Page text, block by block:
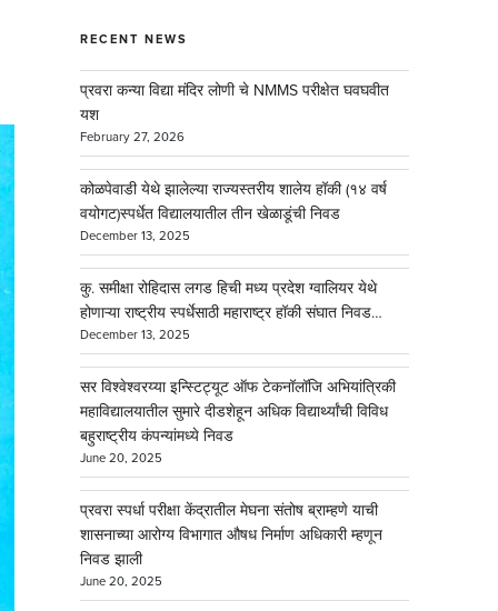
RECENT NEWS
प्रवरा कन्या विद्या मंदिर लोणी चे NMMS परीक्षेत घवघवीत
यश
February 27, 2026
कोळपेवाडी येथे झालेल्या राज्यस्तरीय शालेय हॉकी (१४ वर्ष
वयोगट)स्पर्धेत विद्यालयातील तीन खेळाडूंची निवड
December 13, 2025
कु. समीक्षा रोहिदास लगड हिची मध्य प्रदेश ग्वालियर येथे
होणाऱ्या राष्ट्रीय स्पर्धेसाठी महाराष्ट्र हॉकी संघात निवड…
December 13, 2025
सर विश्वेश्वरय्या इन्स्टिट्यूट ऑफ टेकनॉलॉजि अभियांत्रिकी
महाविद्यालयातील सुमारे दीडशेहून अधिक विद्यार्थ्यांची विविध
बहुराष्ट्रीय कंपन्यांमध्ये निवड
June 20, 2025
प्रवरा स्पर्धा परीक्षा केंद्रातील मेघना संतोष ब्राम्हणे याची
शासनाच्या आरोग्य विभागात औषध निर्माण अधिकारी म्हणून
निवड झाली
June 20, 2025